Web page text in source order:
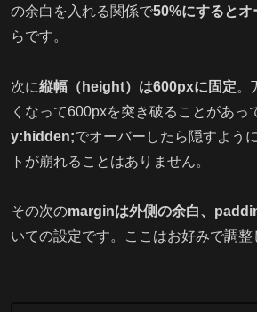
の余白を入れる関係で50%にするとオ
らです。
次に縦幅（height）は600pxに固定。
くなって600pxを突き破ることがあっ
y:hidden;でオーバーしたら隠すよう
トが崩れることはありません。
その次のmarginは外側の余白、
いての設定です。ここはお好みで調整